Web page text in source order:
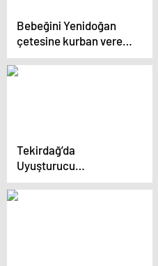
Bebeğini Yenidoğan
çetesine kurban veren
anneden kan donduran
sözler
Tekirdağ’da
Uyuşturucu
Operasyonu